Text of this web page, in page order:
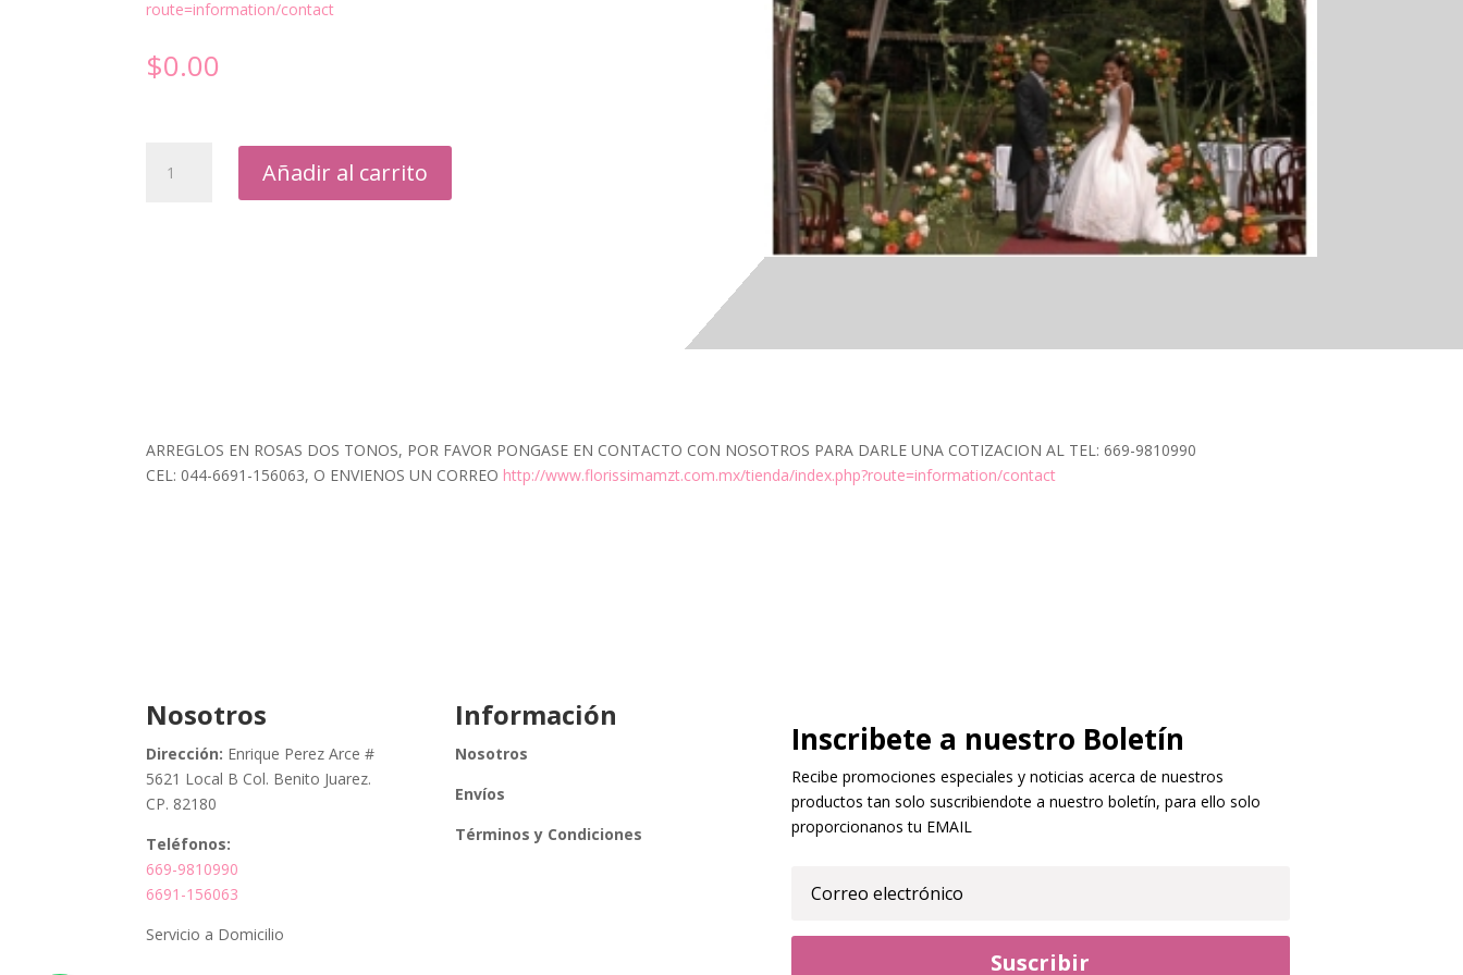
route=information/contact
$0.00
Añadir al carrito
ARREGLOS EN ROSAS DOS TONOS, POR FAVOR PONGASE EN CONTACTO CON NOSOTROS PARA DARLE UNA COTIZACION AL TEL: 669-9810990
CEL: 044-6691-156063, O ENVIENOS UN CORREO http://www.florissimamzt.com.mx/tienda/index.php?route=information/contact
Nosotros
Dirección: Enrique Perez Arce #
5621 Local B Col. Benito Juarez.
CP. 82180
Teléfonos:
669-9810990
6691-156063
Servicio a Domicilio
Información
Nosotros
Envíos
Términos y Condiciones
Inscribete a nuestro Boletín
Recibe promociones especiales y noticias acerca de nuestros
productos tan solo suscribiendote a nuestro boletín, para ello solo
proporcionanos tu EMAIL
Suscribir